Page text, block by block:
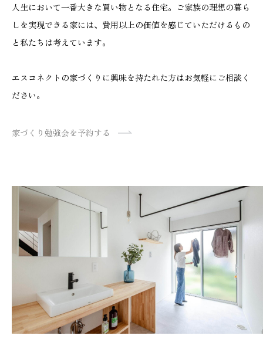
人生において一番大きな買い物となる住宅。ご家族の理想の暮ら
しを実現できる家には、費用以上の価値を感じていただけるもの
と私たちは考えています。
エスコネクトの家づくりに興味を持たれた方はお気軽にご相談く
ださい。
家づくり勉強会を予約する